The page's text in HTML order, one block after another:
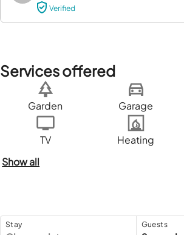
Verified
Services offered
Garden Garage
TV Heating
Show all
Stay Guests